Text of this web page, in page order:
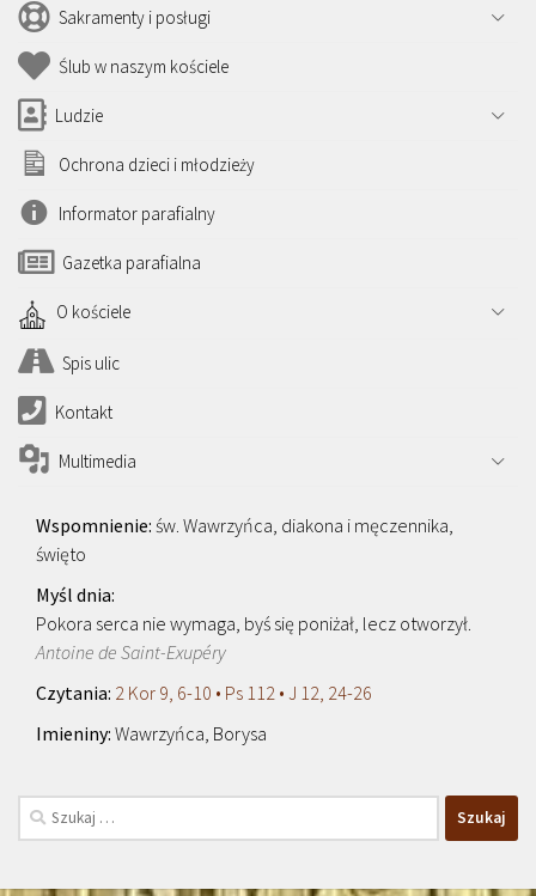
Sakramenty i posługi
Ślub w naszym kościele
Ludzie
Ochrona dzieci i młodzieży
Informator parafialny
Gazetka parafialna
O kościele
Spis ulic
Kontakt
Multimedia
św. Wawrzyńca, diakona i męczennika,
święto
Pokora serca nie wymaga, byś się poniżał, lecz otworzył.
Antoine de Saint-Exupéry
2 Kor 9, 6-10 • Ps 112 • J 12, 24-26
Wawrzyńca, Borysa
Szukaj: